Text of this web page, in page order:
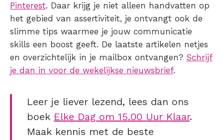
Pinterest. Daar krijg je niet alleen handvatten op
het gebied van assertiviteit, je ontvangt ook de
slimme tips waarmee je jouw communicatie
skills een boost geeft. De laatste artikelen netjes
en overzichtelijk in je mailbox ontvangen? Schrijf
je dan in voor de wekelijkse nieuwsbrief.
Leer je liever lezend, lees dan ons
boek Elke Dag om 15.00 Uur Klaar.
Maak kennis met de beste